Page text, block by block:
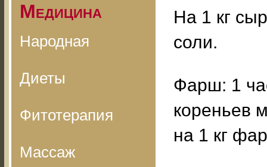
Медицина
Народная
Диеты
Фитотерапия
Массаж
На 1 кг
соли.
Фарш: 1
кореньев
на 1 кг